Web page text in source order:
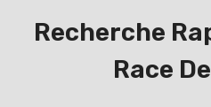
Recherche
Race